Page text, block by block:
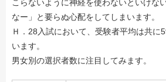
こらないように神経を使わないといけな
なー」と要らぬ心配をしてしまいます。
Ｈ．28入試において、受験者平均は共に
います。
男女別の選択者数に注目してみます。